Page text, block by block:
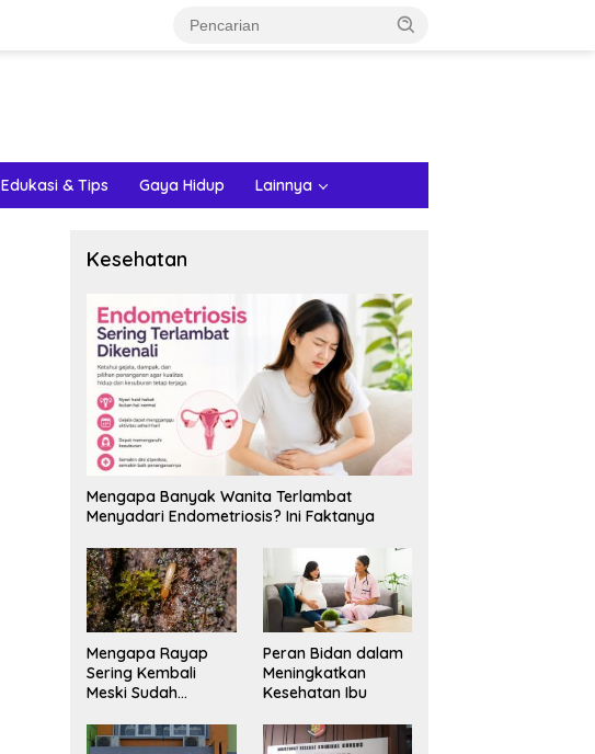
Edukasi & Tips Gaya Hidup Lainnya
Kesehatan
Mengapa Banyak Wanita Terlambat
Menyadari Endometriosis? Ini Faktanya
Mengapa Rayap
Sering Kembali
Meski Sudah
Peran Bidan dalam
Meningkatkan
Kesehatan Ibu